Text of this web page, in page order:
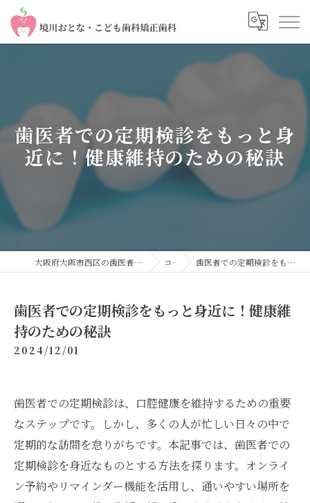
歯医者での定期検診をもっと身
近に！健康維持のための秘訣
大阪府大阪市西区の歯医者なら境川おとな・こども歯科 矯正歯科 コラム 歯医者での定期検診をもっと身近に！健康維持のための秘訣
歯医者での定期検診をもっと身近に！健康維
持のための秘訣
2024/12/01
歯医者での定期検診は、口腔健康を維持するための重要
なステップです。しかし、多くの人が忙しい日々の中で
定期的な訪問を怠りがちです。本記事では、歯医者での
定期検診を身近なものとする方法を探ります。オンライ
ン予約やリマインダー機能を活用し、通いやすい場所を